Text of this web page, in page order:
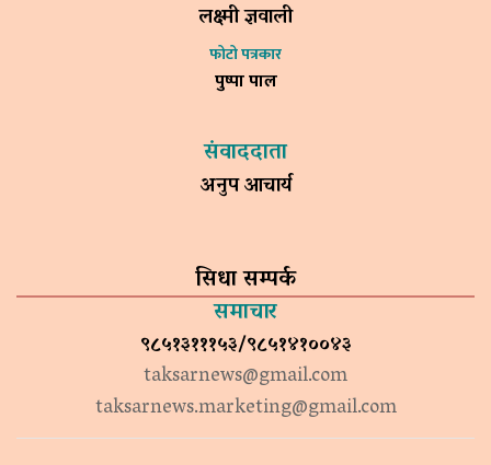
लक्ष्मी ज्ञवाली
फोटो पत्रकार
पुष्पा पाल
संवाददाता
अनुप आचार्य
सिधा सम्पर्क
समाचार
९८५१३१११५३/९८५१४१००४३
taksarnews@gmail.com
taksarnews.marketing@gmail.com